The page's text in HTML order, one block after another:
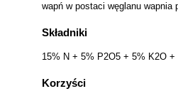
wapń w postaci węglanu
Składniki
15% N + 5% P2O5 + 5% K2O
Korzyści